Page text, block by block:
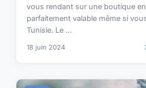
vous rendant sur une boutique
parfaitement valable même si
Tunisie. Le ...
18 juin 2024